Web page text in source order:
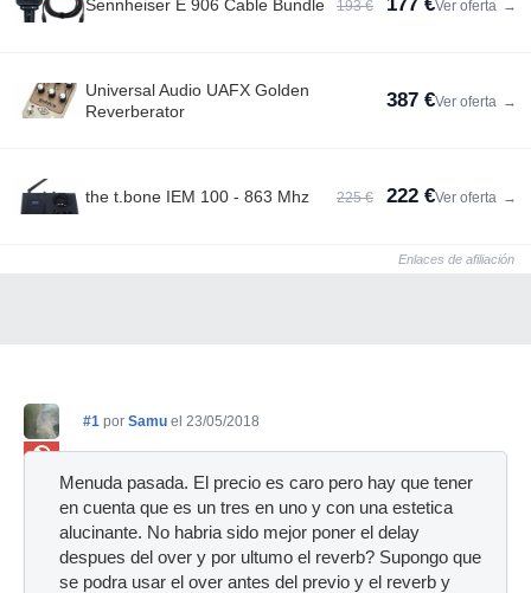
Sennheiser E 906 Cable Bundle 193 € Ver oferta →
Universal Audio UAFX Golden
Reverberator
387 €Ver oferta →
the t.bone IEM 100 - 863 Mhz 225 € 222 €Ver oferta →
Enlaces de afiliación
#1 por Samu el 23/05/2018
Menuda pasada. El precio es caro pero hay que tener
en cuenta que es un tres en uno y con una estetica
alucinante. No habria sido mejor poner el delay
despues del over y por ultumo el reverb? Supongo que
se podra usar el over antes del previo y el reverb y